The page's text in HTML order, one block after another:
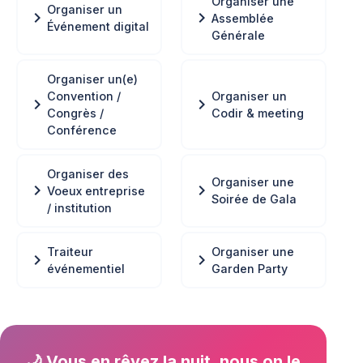
chevron_right Organiser un
Événement digital
chevron_rightAssemblée
Générale
chevron_right
Organiser un(e)
Convention /
Congrès /
Conférence
chevron_right Organiser un
Codir & meeting
chevron_right
Organiser des
Voeux entreprise
/ institution
chevron_right Organiser une
Soirée de Gala
chevron_right Traiteur
événementiel
chevron_right Organiser une
Garden Party